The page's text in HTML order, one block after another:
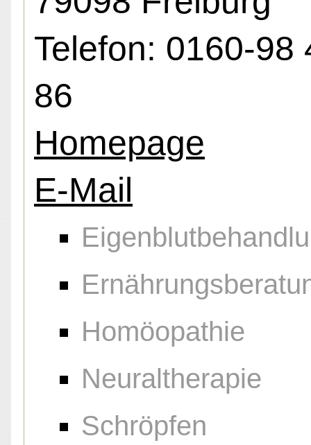
Telefon: 0160-98
86
Homepage
E-Mail
Homöopathie
Neuraltherapie
Schröpfen